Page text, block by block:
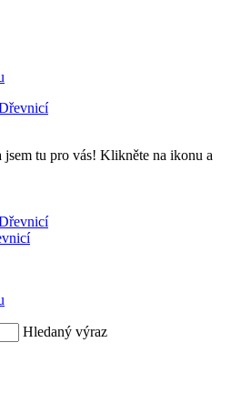
jsem tu pro vás! Klikněte na ikonu a
Hledaný výraz